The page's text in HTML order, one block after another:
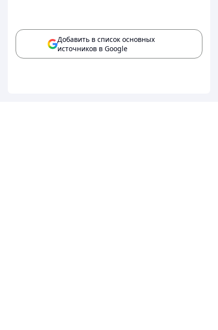
Добавить в список основных
источников в Google